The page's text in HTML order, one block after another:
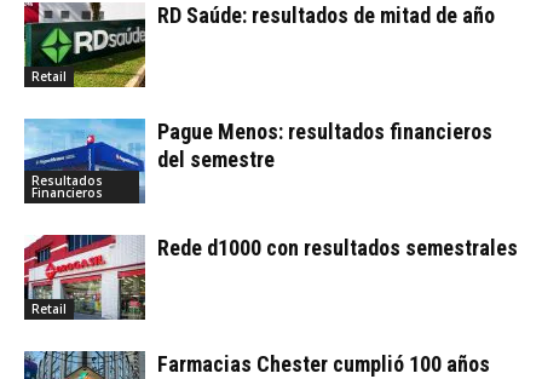
Retail
RD Saúde: resultados de mitad de año
Resultados
Financieros
Pague Menos: resultados financieros
del semestre
Retail
Rede d1000 con resultados semestrales
Farmacias Chester cumplió 100 años